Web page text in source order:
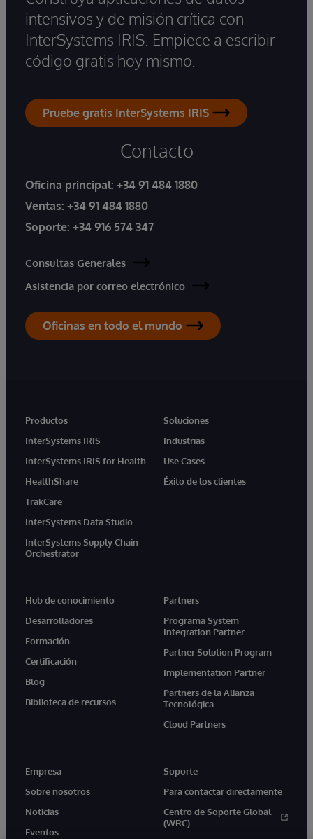
intensivos y de misión crítica con
InterSystems IRIS. Empiece a escribir
código gratis hoy mismo.
Pruebe gratis InterSystems IRIS
Contacto
Oficina principal: +34 91 484 1880
Ventas: +34 91 484 1880
Soporte: +34 916 574 347
Consultas Generales
Asistencia por correo electrónico
Oficinas en todo el mundo
Productos
InterSystems IRIS
InterSystems IRIS for Health
HealthShare
TrakCare
InterSystems Data Studio
InterSystems Supply Chain
Orchestrator
Soluciones
Industrias
Use Cases
Éxito de los clientes
Hub de conocimiento
Desarrolladores
Formación
Certificación
Blog
Biblioteca de recursos
Partners
Programa System
Integration Partner
Partner Solution Program
Implementation Partner
Partners de la Alianza
Tecnológica
Cloud Partners
Empresa
Sobre nosotros
Noticias
Eventos
Soporte
Para contactar directamente
Centro de Soporte Global
(WRC)